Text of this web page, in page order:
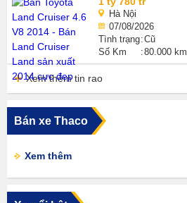
Hà Nội
07/08/2026
Tình trạng Cũ
Số Km
80.000 km
Xem thêm tin rao
Bán xe Thaco
Xem thêm